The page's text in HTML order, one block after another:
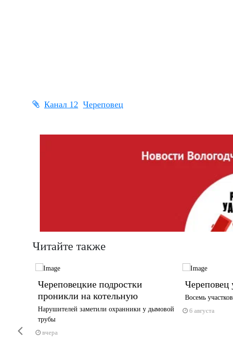
Канал 12 Череповец
Читайте также
Череповецкие подростки
проникли на котельную
Нарушителей заметили охранники у дымовой
трубы
вчера
Череповец
Восемь
6 августа